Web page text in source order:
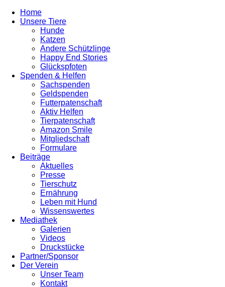
Home
Unsere Tiere
Hunde
Katzen
Andere Schützlinge
Happy End Stories
Glückspfoten
Spenden & Helfen
Sachspenden
Geldspenden
Futterpatenschaft
Aktiv Helfen
Tierpatenschaft
Amazon Smile
Mitgliedschaft
Formulare
Beiträge
Aktuelles
Presse
Tierschutz
Ernährung
Leben mit Hund
Wissenswertes
Mediathek
Galerien
Videos
Druckstücke
Partner/Sponsor
Der Verein
Unser Team
Kontakt